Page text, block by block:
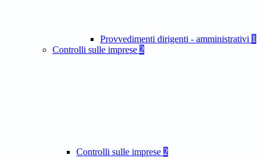
Provvedimenti dirigenti - amministrativi 1
Controlli sulle imprese 2
Controlli sulle imprese 2